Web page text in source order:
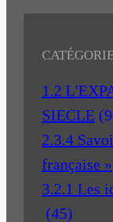
1.2
SIECLE
2.3.4
française »
3.2.1 Les
(45)